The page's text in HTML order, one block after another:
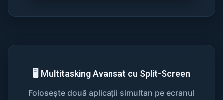
🖥️ Multitasking Avansat cu Split-Screen
Folosește două aplicații simultan pe ecranul